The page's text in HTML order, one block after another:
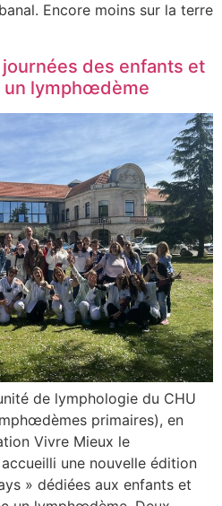
Encore moins sur la terre
des enfants et
un lymphœdème
de lymphologie du CHU
primaires), en
Vivre Mieux le
une nouvelle édition
» dédiées aux enfants et